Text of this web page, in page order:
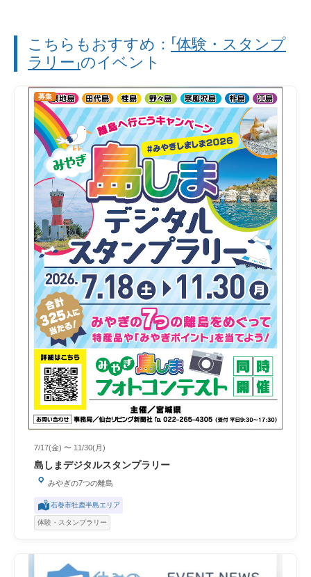
こちらもおすすめ： 「体験・スタンプ
ラリー」のイベント
募集
7/17(金) 〜 11/30(月)
島しまデジタルスタンプラリー
みやぎの7つの離島
石巻市牡鹿半島エリア
体験・スタンプラリー